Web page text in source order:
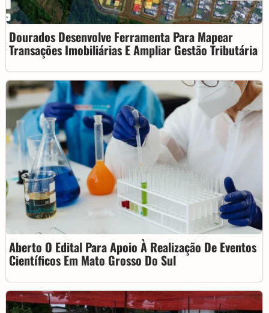
Dourados Desenvolve Ferramenta Para Mapear
Transações Imobiliárias E Ampliar Gestão Tributária
Aberto O Edital Para Apoio À Realização De Eventos
Científicos Em Mato Grosso Do Sul